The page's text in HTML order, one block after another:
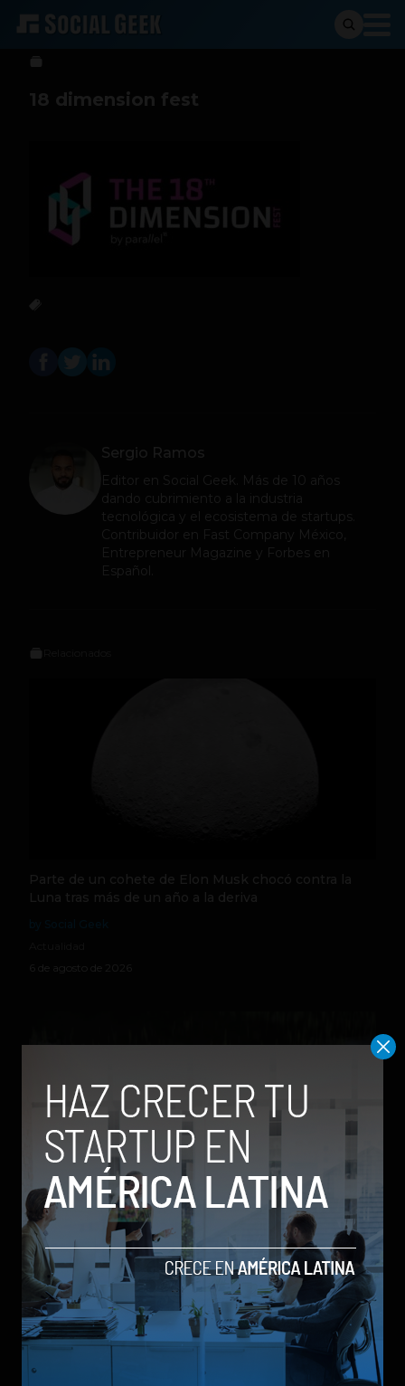
Sergio Ramos 1 de noviembre de 2024
18 dimension fest
Sergio Ramos
Editor en Social Geek
. Más de 10 años
dando cubrimiento a la industria
tecnológica y el ecosistema de startups.
Contribuidor en Fast Company México,
Entrepreneur Magazine y Forbes en
Español.
Parte de un cohete de Elon Musk chocó contra la
Luna tras más de un año a la deriva
6 de agosto de 2026
Qwen 3.8-Max, la nueva IA de Alibaba que desafía a
los modelos más poderosos
by Sergio Ramos
Actualidad
5 de agosto de 2026